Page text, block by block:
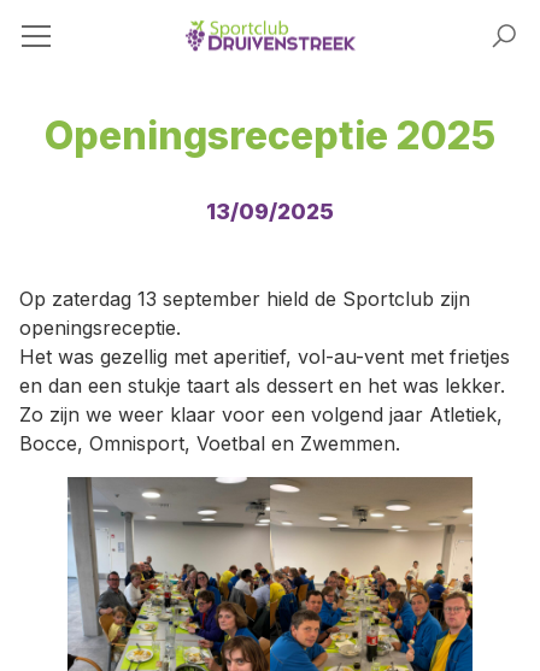
Openingsreceptie 2025
13/09/2025
Op zaterdag 13 september hield de Sportclub zijn
openingsreceptie.
Het was gezellig met aperitief, vol-au-vent met frietjes
en dan een stukje taart als dessert en het was lekker.
Zo zijn we weer klaar voor een volgend jaar Atletiek,
Bocce, Omnisport, Voetbal en Zwemmen.